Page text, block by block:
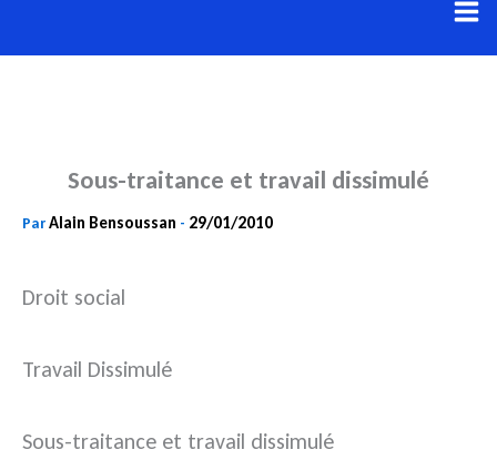
au
Sous-traitance et travail dissimulé
ParAlain Bensoussan - 29/01/2010
Droit social
Travail Dissimulé
Sous-traitance et travail dissimulé